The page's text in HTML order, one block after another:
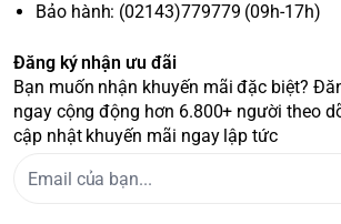
Bảo hành: (02143)779779 (09h-17h)
Đăng ký nhận ưu đãi
Bạn muốn nhận khuyến mãi đặc biệt?
ngay cộng động hơn 6.800+ người theo
cập nhật khuyến mãi ngay lập tức